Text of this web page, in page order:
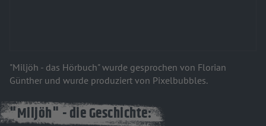
"Miljöh - das Hörbuch" wurde gesprochen von Florian
Günther und wurde produziert von Pixelbubbles.
"Miljöh" - die Geschichte: